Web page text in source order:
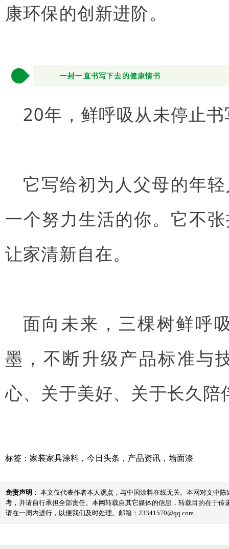
康环保的创新进阶。
4 一封一直书写下去的健康情书
20年，鲜呼吸从未停止
它写给初为人父母的年
一个努力生活的你。它不
让家清新自在。
面向未来，三棵树鲜呼
墨，不断升级产品标准
心、关于美好、关于长久陪
标签： 家装家具涂料 ， 今日头条 ， 产品资讯 ， 墙面漆
免责声明 ： 本文仅代表作者本人观点，与中国涂料在线无关。本网对文中
考，并请自行承担全部责任。本网转载自其它媒体的信息，转载目的在于
请在一周内进行，以便我们及时处理。邮箱：23341570@qq.com